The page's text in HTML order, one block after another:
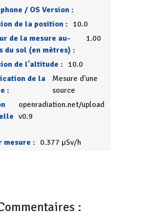
/ OS Version :
de la position : 10.0
de la mesure au-
du sol (en mètres) :
1.00
de l'altitude : 10.0
de la
:
Mesure d'une
source
openradiation.net/upload
v0.9
mesure : 0.377 µSv/h
: